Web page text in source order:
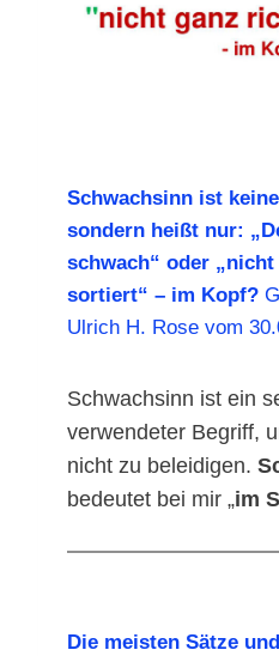
Schwachsinn ist
sondern heißt nur:
schwach“ oder
sortiert“ – im Kopf?
Ulrich H. Rose vom
Schwachsinn ist ein
verwendeter Begriff,
nicht zu beleidigen.
bedeutet bei mir „im
Die meisten Sätze